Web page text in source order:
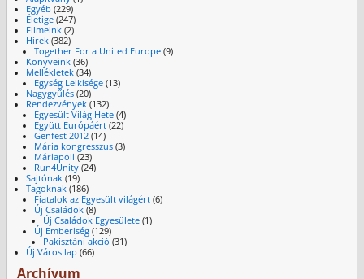
Egyéb (229)
Életige(247)
Filmeink(2)
Hírek(382)
Together For a United Europe (9)
Könyveink(36)
Mellékletek(34)
Egység Lelkisége (13)
Nagygyűlés(20)
Rendezvények(132)
Egyesült Világ Hete (4)
Együtt Európáért (22)
Genfest 2012 (14)
Mária kongresszus (3)
Máriapoli (23)
Run4Unity (24)
Sajtónak(19)
Tagoknak(186)
Fiatalok az Egyesült világért (6)
Új Családok (8)
Új Családok Egyesülete(1)
Új Emberiség (129)
Pakisztáni akció (31)
Új Város lap (66)
Archívum